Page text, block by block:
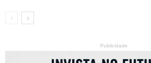
Publicidade